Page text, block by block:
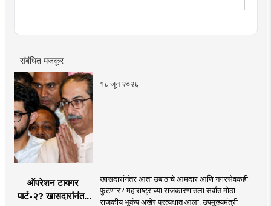
राजकारण या विषयात विशेष रस. हस्तकला, संगीत आणि कविता
संबंधित मजकूर
१८ जून २०२६
ऑपरेशन टायगर
पार्ट-२? खासदारांनंतर
खासदारांनंतर आता उबाठाचे आमदार आणि नगरसेवकही
फुटणार? महाराष्ट्राच्या राजकारणातला सर्वात मोठा
राजकीय भूकंप अखेर प्रत्यक्षात आला! उपमुख्यमंत्री